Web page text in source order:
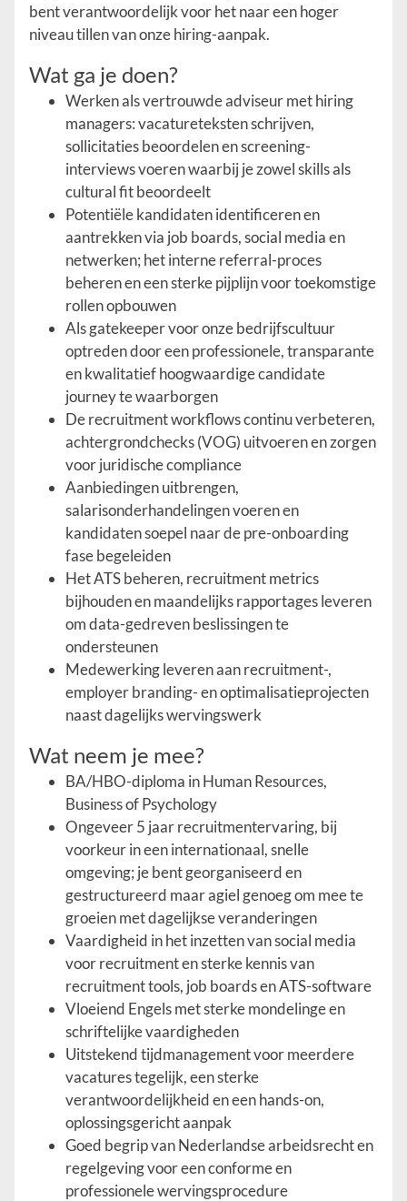
bent verantwoordelijk voor het naar een hoger
niveau tillen van onze hiring-aanpak.
Wat ga je doen?
Werken als vertrouwde adviseur met hiring
managers: vacatureteksten schrijven,
sollicitaties beoordelen en screening-
interviews voeren waarbij je zowel skills als
cultural fit beoordeelt
Potentiële kandidaten identificeren en
aantrekken via job boards, social media en
netwerken; het interne referral-proces
beheren en een sterke pijplijn voor toekomstige
rollen opbouwen
Als gatekeeper voor onze bedrijfscultuur
optreden door een professionele, transparante
en kwalitatief hoogwaardige candidate
journey te waarborgen
De recruitment workflows continu verbeteren,
achtergrondchecks (VOG) uitvoeren en zorgen
voor juridische compliance
Aanbiedingen uitbrengen,
salarisonderhandelingen voeren en
kandidaten soepel naar de pre-onboarding
fase begeleiden
Het ATS beheren, recruitment metrics
bijhouden en maandelijks rapportages leveren
om data-gedreven beslissingen te
ondersteunen
Medewerking leveren aan recruitment-,
employer branding- en optimalisatieprojecten
naast dagelijks wervingswerk
Wat neem je mee?
BA/HBO-diploma in Human Resources,
Business of Psychology
Ongeveer 5 jaar recruitmentervaring, bij
voorkeur in een internationaal, snelle
omgeving; je bent georganiseerd en
gestructureerd maar agiel genoeg om mee te
groeien met dagelijkse veranderingen
Vaardigheid in het inzetten van social media
voor recruitment en sterke kennis van
recruitment tools, job boards en ATS-software
Vloeiend Engels met sterke mondelinge en
schriftelijke vaardigheden
Uitstekend tijdmanagement voor meerdere
vacatures tegelijk, een sterke
verantwoordelijkheid en een hands-on,
oplossingsgericht aanpak
Goed begrip van Nederlandse arbeidsrecht en
regelgeving voor een conforme en
professionele wervingsprocedure